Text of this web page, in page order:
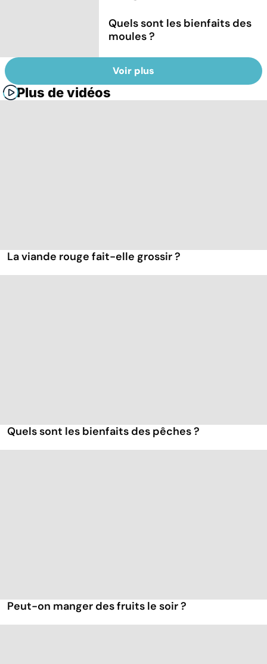
Quels sont les bienfaits des
moules ?
Voir plus
Plus de vidéos
La viande rouge fait-elle grossir ?
Quels sont les bienfaits des pêches ?
Peut-on manger des fruits le soir ?